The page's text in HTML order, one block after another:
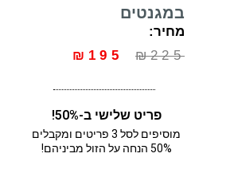
במגנטים
מחיר:
₪225
₪ 195
פריט שלישי ב-50%!
מוסיפים לסל 3 פריטים ומקבלים
50% הנחה על הזול מביניהם!